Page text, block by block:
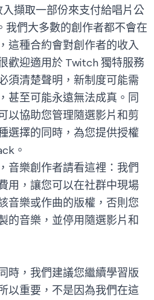
擷取一部份來支付給唱片公
我們大多數的創作者都不會在
這種合約會對創作者的收入
歡迎適用於 Twitch 獨特服務
須清楚聲明，新制度可能需
甚至可能永遠無法成真。同
以協助您管理隨選影片和剪
選擇的同時，為您提供授權
。
音樂創作者請看這裡：我們
用，讓您可以在社群中現場
音樂或作曲的版權，否則您
的音樂，並停用隨選影片和
時，我們建議您繼續學習版
以重要，不是因為我們在這